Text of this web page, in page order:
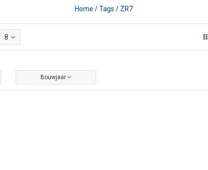
Home /Tags / ZR7
8
Bouwjaar